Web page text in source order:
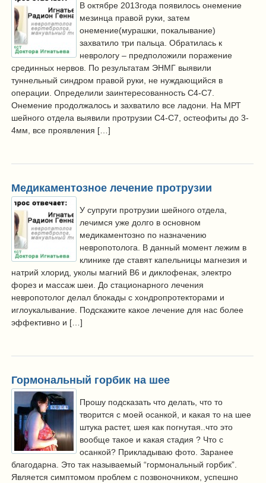
В октябре 2013года появилось онемение
мезинца правой руки, затем
онемение(мурашки, покалывание)
захватило три пальца. Обратилась к
неврологу – предположили поражение
срединных нервов. По результатам ЭНМГ выявили
туннельный синдром правой руки, не нуждающийся в
операции. Определили заинтересованность С4-С7.
Онемение продолжалось и захватило все ладони. На МРТ
шейного отдела выявили протрузии С4-С7, остеофиты до 3-
4мм, все проявления […]
Медикаментозное лечение протрузии
У супруги протрузии шейного отдела,
лечимся уже долго в основном
медикаментозно по назначению
невропотолога. В данный момент лежим в
клинике где ставят капельницы магнезия и
натрий хлорид, уколы магний В6 и диклофенак, электро
форез и массаж шеи. До стационарного лечения
невропотолог делал блокады с хондропротекторами и
иглоукалывание. Подскажите какое лечение для нас более
эффективно и […]
Гормональный горбик на шее
Прошу подсказать что делать, что то
творится с моей осанкой, и какая то на шее
штука растет, шея как погнутая..что это
вообще такое и какая стадия ? Что с
осанкой? Прикладываю фото. Заранее
благодарна. Это так называемый “гормональный горбик”.
Является симптомом проблем с позвоночником, успешно